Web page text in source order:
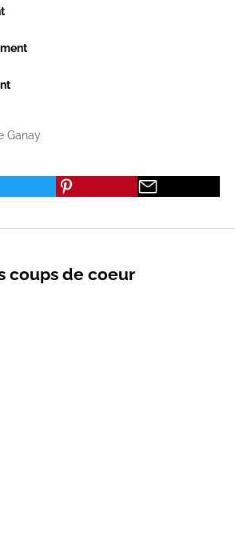
Ganay
coups de coeur